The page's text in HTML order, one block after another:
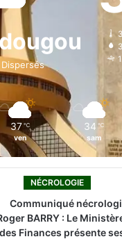
i
n
g
r
37 ℃
ven
34 ℃
sam
NÉCROLOGIE
Communiqué
BARRY : Le
des Finances présente